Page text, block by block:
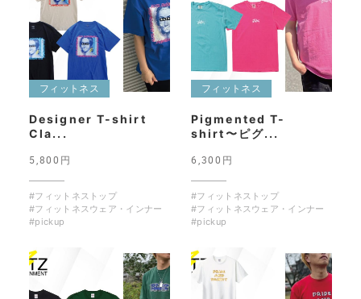
フィットネス
Designer T-shirt
Cla...
5,800円
#フィットネストップ
#フィットネスウェア・インナー
#pickup
フィットネス
Pigmented T-
shirt〜ピグ...
6,300円
#フィットネストップ
#フィットネスウェア・インナー
#pickup